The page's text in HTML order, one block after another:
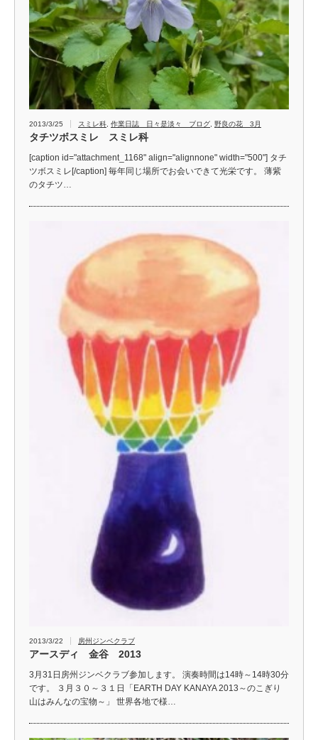
2013/3/25 スミレ科 作業日誌 日々是淡々 ブログ 野良の花 3月
タチツボスミレ スミレ科
[caption id="attachment_1168" align="alignnone" width="500"] タチ
ツボスミレ[/caption] 毎年同じ場所でお会いできて光栄です。 薄紫
のタチツ…
2013/3/22 房州ジンベクラブ
アースディ 金谷 2013
3月31日房州ジンベクラブ参加します。 演奏時間は14時～14時30分
です。 ３月３０～３１日「EARTH DAY KANAYA 2013～のこぎり
山はみんなの宝物～」 世界各地で様…